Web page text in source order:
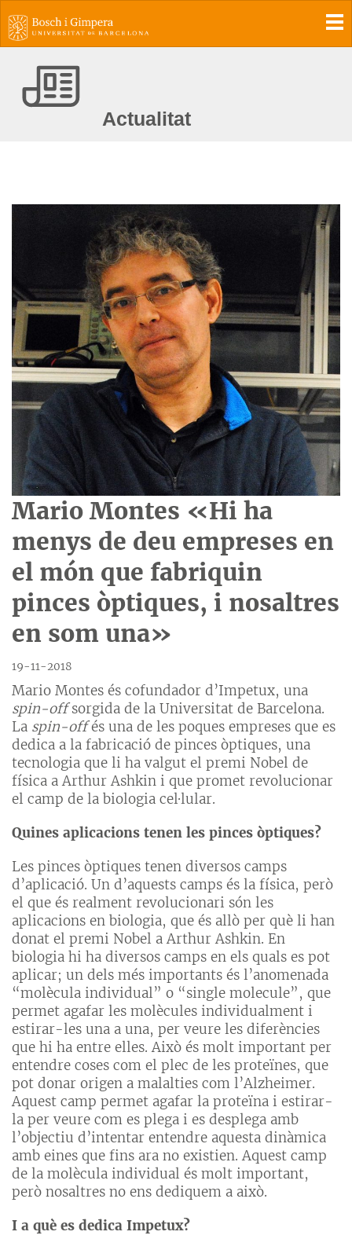
Actualitat
Mario Montes «Hi ha
menys de deu empreses en
el món que fabriquin
pinces òptiques, i nosaltres
en som una»
19-11-2018
Mario Montes és cofundador d’Impetux, una
spin-offsorgida de la Universitat de Barcelona.
La spin-offés una de les poques empreses que es
dedica a la fabricació de pinces òptiques, una
tecnologia que li ha valgut el premi Nobel de
física a Arthur Ashkin i que promet revolucionar
el camp de la biologia cel·lular.
Quines aplicacions tenen les pinces òptiques?
Les pinces òptiques tenen diversos camps
d’aplicació. Un d’aquests camps és la física, però
el que és realment revolucionari són les
aplicacions en biologia, que és allò per què li han
donat el premi Nobel a Arthur Ashkin. En
biologia hi ha diversos camps en els quals es pot
aplicar; un dels més importants és l’anomenada
“molècula individual” o “single molecule”, que
permet agafar les molècules individualment i
estirar-les una a una, per veure les diferències
que hi ha entre elles. Això és molt important per
entendre coses com el plec de les proteïnes, que
pot donar origen a malalties com l’Alzheimer.
Aquest camp permet agafar la proteïna i estirar-
la per veure com es plega i es desplega amb
l’objectiu d’intentar entendre aquesta dinàmica
amb eines que fins ara no existien. Aquest camp
de la molècula individual és molt important,
però nosaltres no ens dediquem a això.
I a què es dedica Impetux?